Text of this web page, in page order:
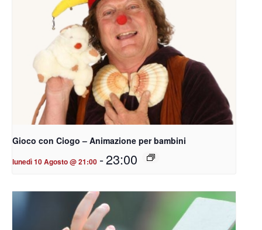
Gioco con Ciogo – Animazione per bambini
lunedì 10 Agosto @ 21:00 -23:00